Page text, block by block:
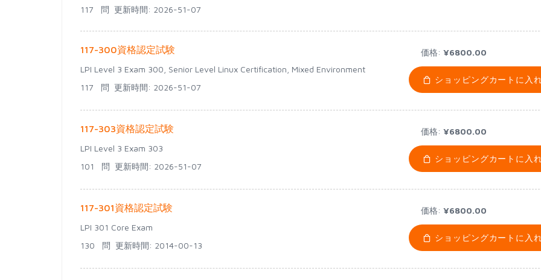
117 問 更新時間: 2026-51-07
117-300資格認定試験
LPI Level 3 Exam 300, Senior Level Linux Certification, Mixed Environment
117 問 更新時間: 2026-51-07
価格: ¥6800.00
ショッピングカートに入
117-303資格認定試験
LPI Level 3 Exam 303
101 問 更新時間: 2026-51-07
価格: ¥6800.00
ショッピングカートに入
117-301資格認定試験
LPI 301 Core Exam
130 問 更新時間: 2014-00-13
価格: ¥6800.00
ショッピングカートに入